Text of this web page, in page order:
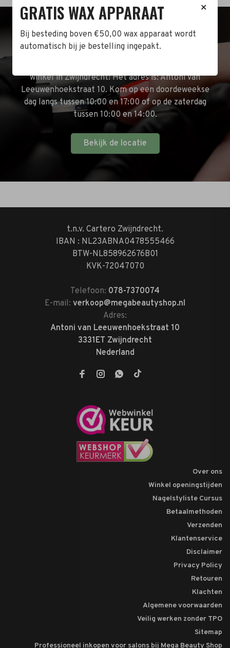
BEZOEK DE WINKEL!
winkel in Zwijndrecht! Het adres is: Antoni van
Leeuwenhoekstraat 10. Kom op een doordeweekse
dag langs tussen 10:00 en 17:00 of op de zaterdag
tussen 10:00 en 14:00.
Bekijk de locatie
t.n.v. Cartero Zwijndrecht.
IBAN : NL23ABNA0478555466
BTW-NL858962676B01
KVK-72047070
Telefoon: 078-7370074
E-mail: verkoop@megabeautyshop.nl
Adres:
Antoni van Leeuwenhoekstraat 10
3331ET Zwijndrecht
Nederland
Over ons
Winkel openingstijden
Nagelstyliste Cursus
Betaalmethoden
Verzenden
Klantenservice
Disclaimer
Privacy Policy
Retouren
Klachten
Algemene voorwaarden
Veilig werken zonder TPO
Sitemap
Professioneel inkopen voor salons bij Mega Beauty Shop
✕
GRATIS WAX APPARAAT
Bij besteding boven €50,00 wax apparaat wordt
automatisch bij je bestelling ingepakt.